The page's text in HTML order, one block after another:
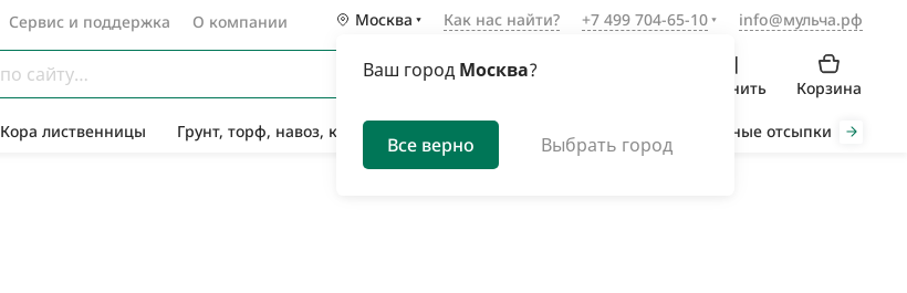
Сервис и поддержка О компании Москва
Ваш город Москва?
Все верно Выбрать город
Как нас найти? +7 499 704-65-10 info@мульча.рф
Сравнить Корзина
Кора лиственницы Грунт, торф, навоз, компост Органическая мульча Декоративные отсыпки